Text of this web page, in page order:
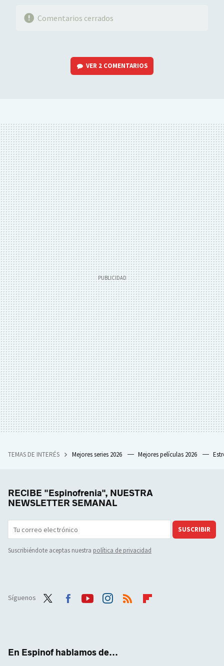
Comentarios cerrados
VER 2 COMENTARIOS
TEMAS DE INTERÉS Mejores series 2026 Mejores películas 2026
RECIBE "Espinofrenia", NUESTRA
NEWSLETTER SEMANAL
SUSCRIBIR
Suscribiéndote aceptas nuestra política de privacidad
Síguenos
En Espinof hablamos de...